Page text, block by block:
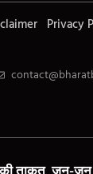
Privacy
ताकत, जन-जन